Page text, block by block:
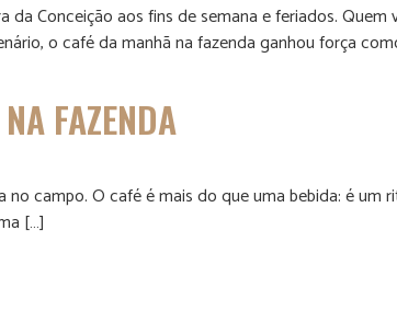
Conceição aos fins de semana e feriados. Quem
o café da manhã na fazenda ganhou força
FAZENDA
campo. O café é mais do que uma bebida: é um
[…]